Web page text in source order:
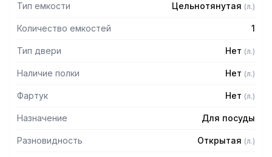
Тип емкости Цельнотянутая (л.)
Количество емкостей 1
Тип двери Нет (л.)
Наличие полки Нет (л.)
Фартук Нет (л.)
Назначение Для посуды
Разновидность Открытая (л.)